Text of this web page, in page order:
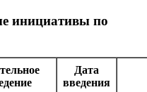
инициативы по
Дата
введения